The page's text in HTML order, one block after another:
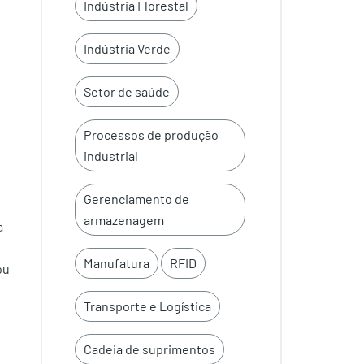
Indústria Florestal
Indústria Verde
Setor de saúde
Processos de produção
industrial
Gerenciamento de
armazenagem
Manufatura RFID
Transporte e Logística
Cadeia de suprimentos